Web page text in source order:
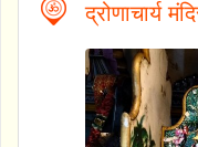
द्रोणाचार्य